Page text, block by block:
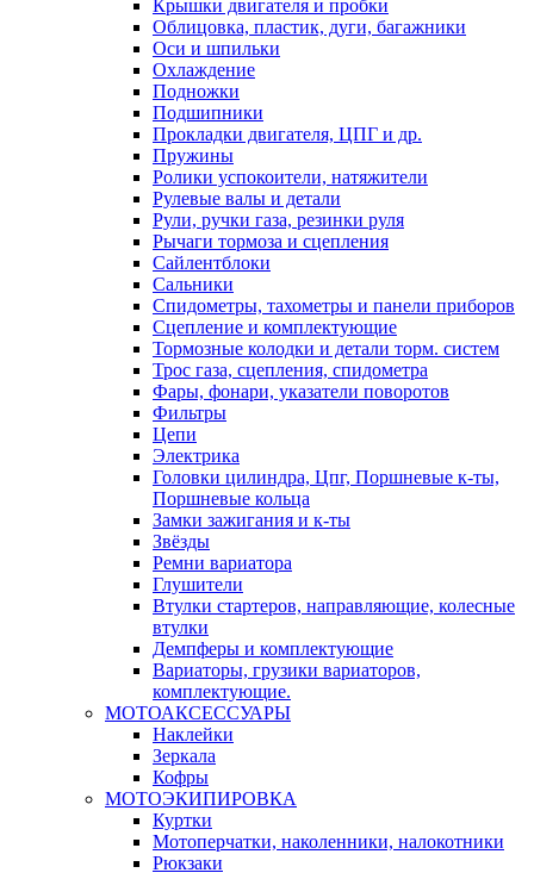
Крышки двигателя и пробки
Облицовка, пластик, дуги, багажники
Оси и шпильки
Охлаждение
Подножки
Подшипники
Прокладки двигателя, ЦПГ и др.
Пружины
Ролики успокоители, натяжители
Рулевые валы и детали
Рули, ручки газа, резинки руля
Рычаги тормоза и сцепления
Сайлентблоки
Сальники
Спидометры, тахометры и панели приборов
Сцепление и комплектующие
Тормозные колодки и детали торм. систем
Трос газа, сцепления, спидометра
Фары, фонари, указатели поворотов
Фильтры
Цепи
Электрика
Головки цилиндра, Цпг, Поршневые к-ты,
Поршневые кольца
Замки зажигания и к-ты
Звёзды
Ремни вариатора
Глушители
Втулки стартеров, направляющие, колесные
втулки
Демпферы и комплектующие
Вариаторы, грузики вариаторов,
комплектующие.
МОТОАКСЕССУАРЫ
Наклейки
Зеркала
Кофры
МОТОЭКИПИРОВКА
Куртки
Мотоперчатки, наколенники, налокотники
Рюкзаки